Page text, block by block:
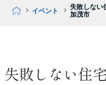
イベント
失敗しない
加茂市
失敗しない住